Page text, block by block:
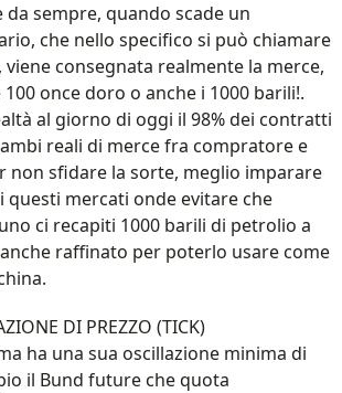
sempre, quando scade un
che nello specifico si può chiamare
consegnata realmente la merce,
once doro o anche i 1000 barili!.
al giorno di oggi il 98% dei contratti
reali di merce fra compratore e
non sfidare la sorte, meglio imparare
questi mercati onde evitare che
ci recapiti 1000 barili di petrolio a
raffinato per poterlo usare come
DI PREZZO (TICK)
ha una sua oscillazione minima di
il Bund future che quota